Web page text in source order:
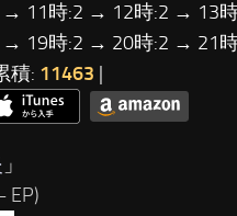
→ 11時:2 → 12時:2 → 13
→ 19時:2 → 20時:2 → 21
積: 11463 |
」
EP)